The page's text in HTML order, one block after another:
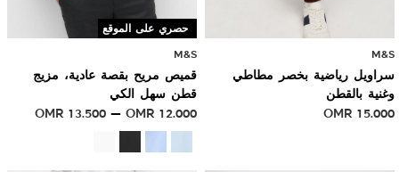
M&S
سراويل رياضية بخصر مطاطي
وغنية بالقطن
OMR 15.000
حصري على الموقع
M&S
قميص مريح بقصة عادية، مزيج
قطن سهل الكي
OMR 12.000
OMR 13.500